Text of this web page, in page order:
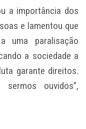
a importância dos
e lamentou que
uma paralisação
a sociedade a
garante direitos.
ouvidos”,